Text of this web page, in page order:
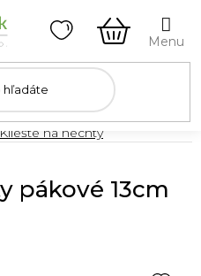
KOŠÍK
Kliešte na nechty
pákové 13cm